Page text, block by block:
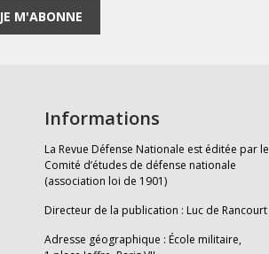
JE M'ABONNE
Informations
La Revue Défense Nationale est éditée par le
Comité d’études de défense nationale
(association loi de 1901)
Directeur de la publication : Luc de Rancourt
Adresse géographique : École militaire,